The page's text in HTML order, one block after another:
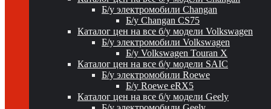
Б/у электромобили Changan
Б/у Changan CS75
Каталог цен на все б/у модели Volkswagen
Б/у электромобили Volkswagen
Б/у Volkswagen Touran X
Каталог цен на все б/у модели SAIC
Б/у электромобили Roewe
Б/у Roewe eRX5
Каталог цен на все б/у модели Geely